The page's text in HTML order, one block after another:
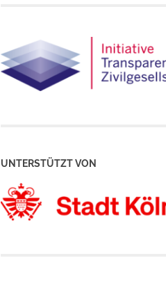
UNTERSTÜTZT VON